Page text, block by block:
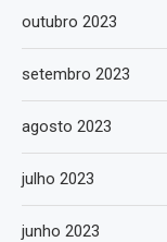
outubro 2023
setembro 2023
agosto 2023
julho 2023
junho 2023